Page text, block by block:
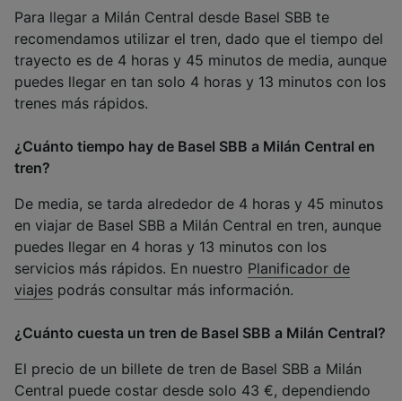
Para llegar a Milán Central desde Basel SBB te
recomendamos utilizar el tren, dado que el tiempo del
trayecto es de 4 horas y 45 minutos de media, aunque
puedes llegar en tan solo 4 horas y 13 minutos con los
trenes más rápidos.
¿Cuánto tiempo hay de Basel SBB a Milán Central en
tren?
De media, se tarda alrededor de 4 horas y 45 minutos
en viajar de Basel SBB a Milán Central en tren, aunque
puedes llegar en 4 horas y 13 minutos con los
servicios más rápidos. En nuestro Planificador de
viajes podrás consultar más información.
¿Cuánto cuesta un tren de Basel SBB a Milán Central?
El precio de un billete de tren de Basel SBB a Milán
Central puede costar desde solo 43 €, dependiendo